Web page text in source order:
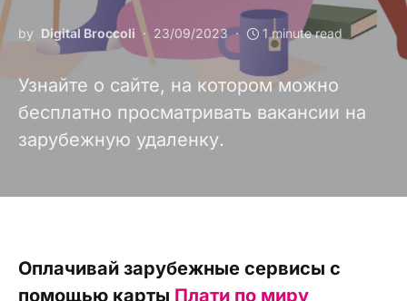
by Digital Broccoli 23/09/2023 1 minute read
Узнайте о сайте, на котором можно
бесплатно просматривать вакансии на
зарубежную удаленку.
Оплачивай зарубежные сервисы с
помощью карты Плати по миру